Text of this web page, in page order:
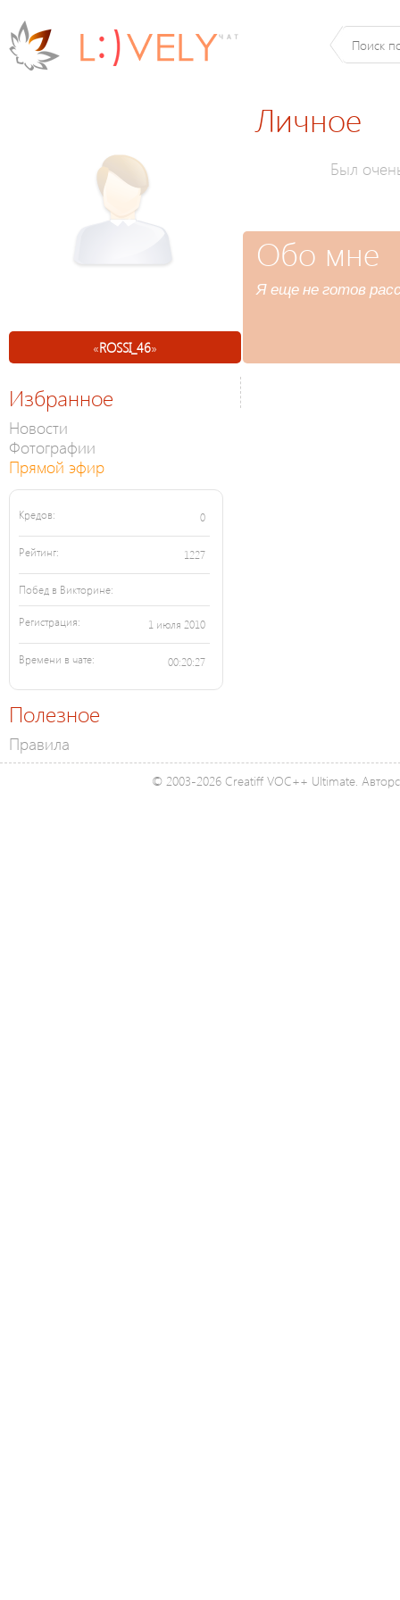
«ROSSI_46»
Личное
Был
Обо мне
Я еще не готов
Избранное
Новости
Фотографии
Прямой эфир
Кредов: 0
Рейтинг: 1227
Побед в Викторине:
Регистрация: 1 июля 2010
Времени в чате: 00:20:27
Полезное
Правила
© 2003-2026 Creatiff VOC++ Ultimate.